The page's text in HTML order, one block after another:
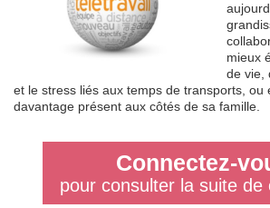
mieux
de vie,
et le stress liés aux temps de transports, ou
davantage présent aux côtés de sa famille.
Connectez-
pour consulter la suite de